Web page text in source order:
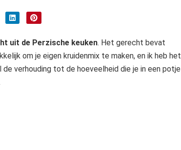
uit de Perzische keuken. Het gerecht bevat
om je eigen kruidenmix te maken, en ik heb het
verhouding tot de hoeveelheid die je in een potje